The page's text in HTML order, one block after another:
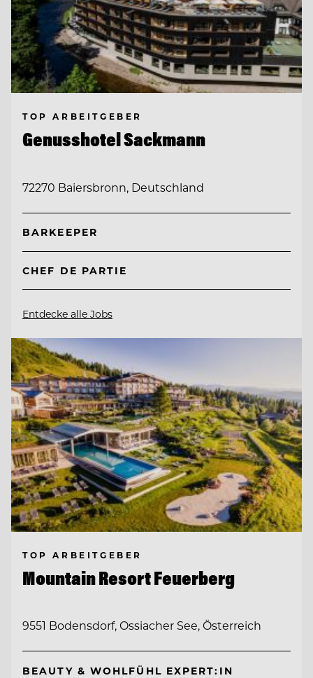
TOP ARBEITGEBER
Genusshotel Sackmann
72270 Baiersbronn, Deutschland
BARKEEPER
CHEF DE PARTIE
Entdecke alle Jobs
TOP ARBEITGEBER
Mountain Resort Feuerberg
9551 Bodensdorf, Ossiacher See, Österreich
BEAUTY & WOHLFÜHL EXPERT:IN